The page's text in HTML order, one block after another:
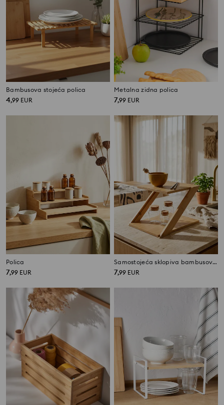
Bambusova stojeća polica
4,99 EUR
Metalna zidna polica
7,99 EUR
Polica
7,99 EUR
Samostojeća sklopiva bambusova polica
7,99 EUR